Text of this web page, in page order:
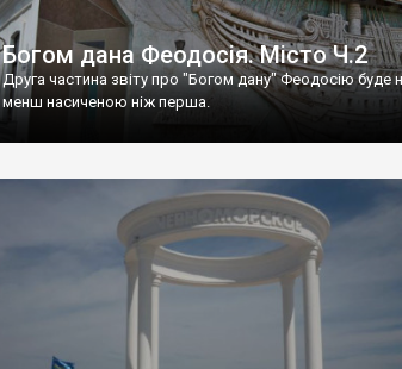
Богом дана Феодосія. Місто Ч.2
Друга частина звіту про "Богом дану" Феодосію буде
менш насиченою ніж перша.